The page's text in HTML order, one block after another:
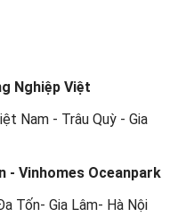
Nghiệp Việt
Nam - Trâu Quỳ - Gia
- Vinhomes Oceanpark
Tốn- Gia Lâm- Hà Nội